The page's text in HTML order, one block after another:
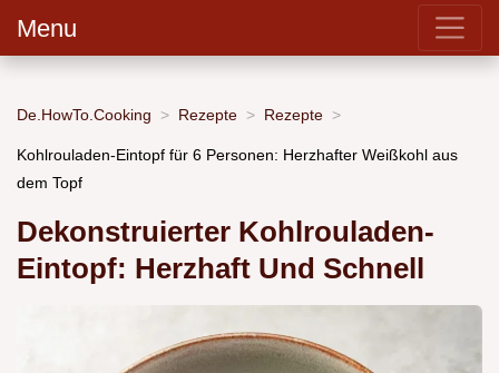
Menu
De.HowTo.Cooking Rezepte Rezepte
Kohlrouladen-Eintopf für 6 Personen: Herzhafter Weißkohl aus
dem Topf
Dekonstruierter Kohlrouladen-
Eintopf: Herzhaft Und Schnell